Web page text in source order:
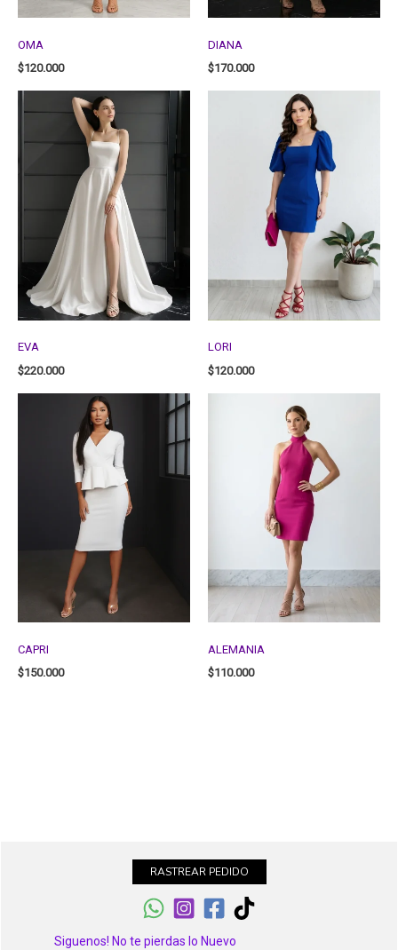
OMA
$120.000
DIANA
$170.000
EVA
$220.000
LORI
$120.000
CAPRI
$150.000
ALEMANIA
$110.000
RASTREAR PEDIDO
Siguenos! No te pierdas lo Nuevo